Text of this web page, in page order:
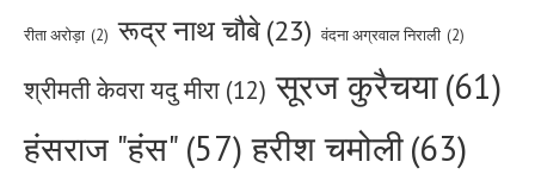
रीता अरोड़ा (2) रूद्र नाथ चौबे(23) वंदना अग्रवाल निराली (2)
श्रीमती केवरा यदु मीरा (12) सूरज कुरैचया(61)
हंसराज "हंस" (57) हरीश चमोली(63)